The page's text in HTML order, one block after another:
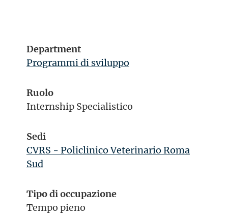
Department
Programmi di sviluppo
Ruolo
Internship Specialistico
Sedi
CVRS - Policlinico Veterinario Roma
Sud
Tipo di occupazione
Tempo pieno